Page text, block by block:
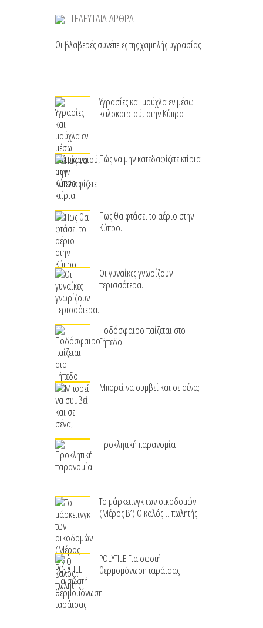
ΤΕΛΕΥΤΑΙΑ ΑΡΘΡΑ
Οι βλαβερές συνέπειες της χαμηλής υγρασίας
Υγρασίες και μούχλα εν μέσω
καλοκαιριού, στην Κύπρο
Πώς να μην κατεδαφίζετε κτίρια
Πως θα φτάσει το αέριο στην
Κύπρο.
Οι γυναίκες γνωρίζουν
περισσότερα.
Ποδόσφαιρο παίζεται στο
Γήπεδο.
Μπορεί να συμβεί και σε σένα;
Προκλητική παρανομία
Το μάρκετινγκ των οικοδομών
(Μέρος Β’) Ο καλός… πωλητής!
POLYTILE Για σωστή
θερμομόνωση ταράτσας